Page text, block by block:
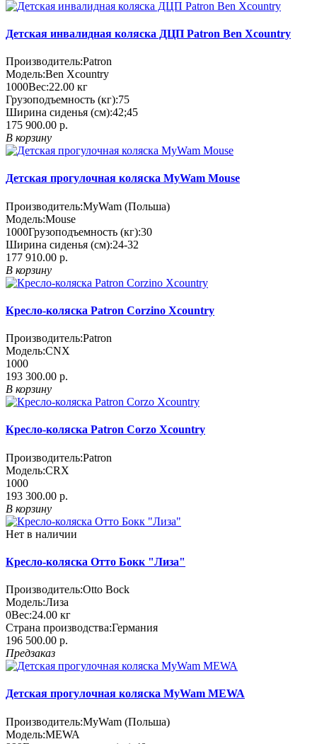
Детская инвалидная коляска ДЦП Patron Ben Xcountry
Производитель:Patron
Модель:Ben Xcountry
1000Вес:22.00 кг
Грузоподъемность (кг):75
Ширина сиденья (см):42;45
175 900.00 р.
В корзину
Детская прогулочная коляска MyWam Mouse
Производитель:MyWam (Польша)
Модель:Mouse
1000Грузоподъемность (кг):30
Ширина сиденья (см):24-32
177 910.00 р.
В корзину
Кресло-коляска Patron Corzino Xcountry
Производитель:Patron
Модель:CNX
1000
193 300.00 р.
В корзину
Кресло-коляска Patron Corzo Xcountry
Производитель:Patron
Модель:CRX
1000
193 300.00 р.
В корзину
Нет в наличии
Кресло-коляска Отто Бокк "Лиза"
Производитель:Otto Bock
Модель:Лиза
0Вес:24.00 кг
Страна производства:Германия
196 500.00 р.
Предзаказ
Детская прогулочная коляска MyWam MEWA
Производитель:MyWam (Польша)
Модель:MEWA